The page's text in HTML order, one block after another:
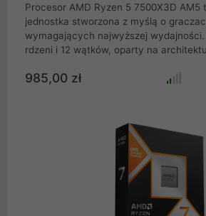
Procesor AMD Ryzen 5 7500X3D AM5
jednostka stworzona z myślą o
wymagających najwyższej
rdzeni i 12 wątków, oparty na
wykonany w zaawansowanym
nm, gwarantuje doskonały balans
energooszczędnością. Dzięki
znacząco zwiększa wydajność w grach
obliczeniowych.Ryzen 5 7500X3D to
graczy i entuzjastów, którzy oczekują
wydajności w rozsądnej cenie.
985,00 zł